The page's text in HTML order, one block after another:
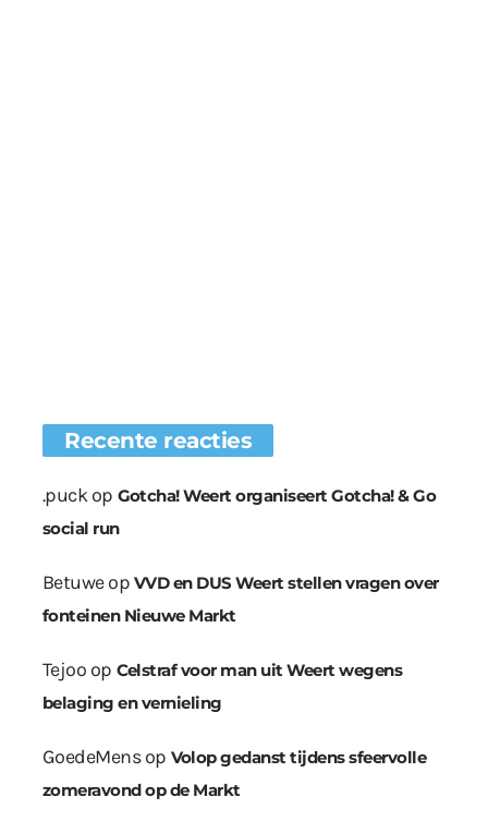
Recente reacties
.puckop Gotcha! Weert organiseert Gotcha! & Go
social run
Betuweop VVD en DUS Weert stellen vragen over
fonteinen Nieuwe Markt
Tejoo op Celstraf voor man uit Weert wegens
belaging en vernieling
GoedeMensop Volop gedanst tijdens sfeervolle
zomeravond op de Markt